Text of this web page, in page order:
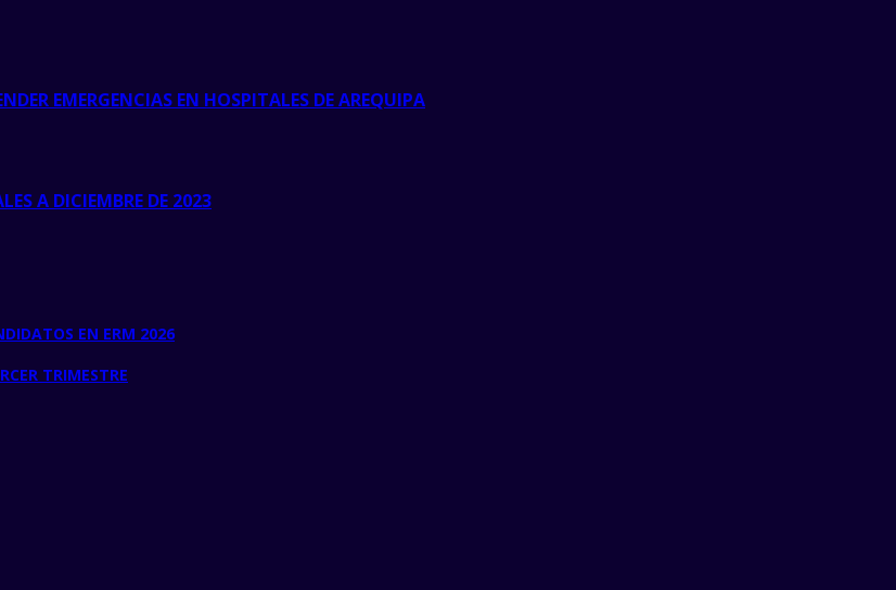
EMERGENCIAS EN HOSPITALES DE AREQUIPA
A DICIEMBRE DE 2023
EN ERM 2026
TRIMESTRE